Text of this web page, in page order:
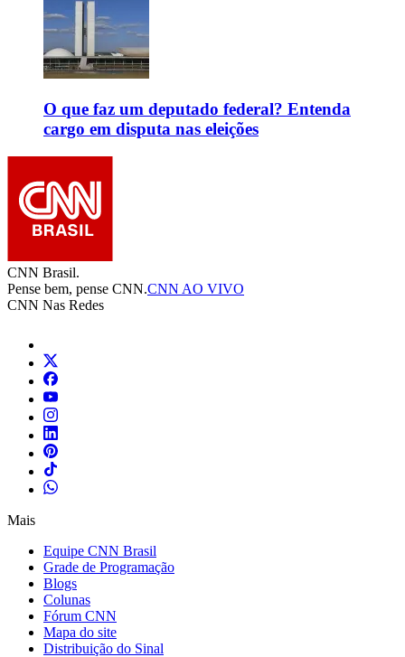
O que faz um deputado federal? Entenda
cargo em disputa nas eleições
CNN Brasil.
Pense bem, pense CNN.CNN AO VIVO
CNN Nas Redes
Mais
Equipe CNN Brasil
Grade de Programação
Blogs
Colunas
Fórum CNN
Mapa do site
Distribuição do Sinal